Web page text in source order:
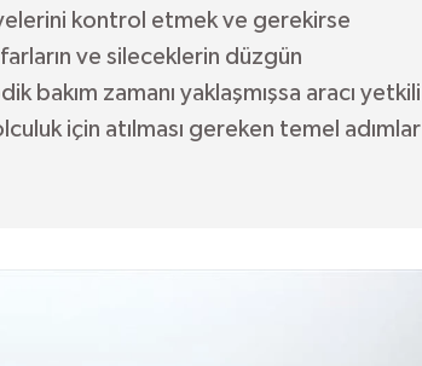
kontrol etmek ve gerekirse
ve sileceklerin düzgün
bakım zamanı yaklaşmışsa aracı yetkili
için atılması gereken temel adımlar